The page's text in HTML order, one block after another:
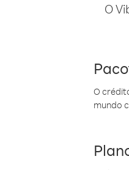
O
O
mundo